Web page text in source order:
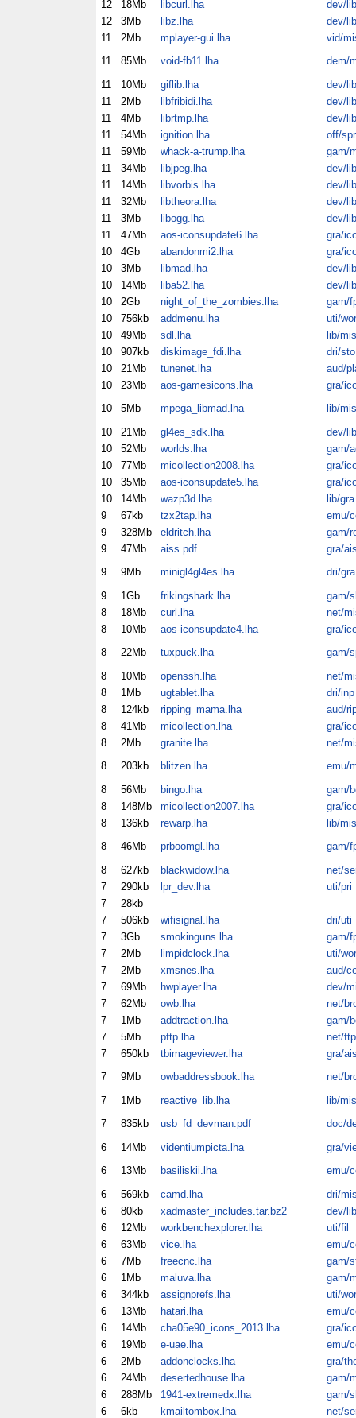
12 18Mb libcurl.lha
dev/
12
3Mb libz.lha
dev/
11
2Mb mplayer-gui.lha
vid/
11
85Mb void-fb11.lha
dem/
11
10Mb giflib.lha
dev/
11
2Mb libfribidi.lha
dev/
11
4Mb librtmp.lha
dev/
11
54Mb ignition.lha
off/spr
11
59Mb whack-a-trump.lha
gam/
11
34Mb libjpeg.lha
dev/
11
14Mb libvorbis.lha
dev/
11
32Mb libtheora.lha
dev/
11
3Mb libogg.lha
dev/
11
47Mb aos-iconsupdate6.lha
gra/
10
4Gb abandonmi2.lha
gra/
10
3Mb libmad.lha
dev/
10
14Mb liba52.lha
dev/
10
2Gb night_of_the_zombies.lha
gam/
10
756kb addmenu.lha
uti/wor
10
49Mb sdl.lha
lib/mis
10
907kb diskimage_fdi.lha
dri/sto
10
21Mb tunenet.lha
aud/
10
23Mb aos-gamesicons.lha
gra/
10
5Mb mpega_libmad.lha
lib/mis
10
21Mb gl4es_sdk.lha
dev/
10
52Mb worlds.lha
gam/
10
77Mb micollection2008.lha
gra/
10
35Mb aos-iconsupdate5.lha
gra/
10
14Mb wazp3d.lha
lib/gra
9
67kb tzx2tap.lha
emu/
9
328Mb eldritch.lha
gam/
9
47Mb aiss.pdf
gra/
9
9Mb minigl4gl4es.lha
dri/gra
9
1Gb frikingshark.lha
gam/
8
18Mb curl.lha
net/
8
10Mb aos-iconsupdate4.lha
gra/
8
22Mb tuxpuck.lha
gam/
8
10Mb openssh.lha
net/
8
1Mb ugtablet.lha
dri/inp
8
124kb ripping_mama.lha
aud/
8
41Mb micollection.lha
gra/
8
2Mb granite.lha
net/
8
203kb blitzen.lha
emu/
8
56Mb bingo.lha
gam/
8
148Mb micollection2007.lha
gra/
8
136kb rewarp.lha
lib/mis
8
46Mb prboomgl.lha
gam/
8
627kb blackwidow.lha
net/
7
290kb lpr_dev.lha
uti/pri
7
28kb
7
506kb wifisignal.lha
dri/uti
7
3Gb smokinguns.lha
gam/
7
2Mb limpidclock.lha
uti/wor
7
2Mb xmsnes.lha
aud/
7
69Mb hwplayer.lha
dev/
7
62Mb owb.lha
net/
7
1Mb addtraction.lha
gam/
7
5Mb pftp.lha
net/ftp
7
650kb tbimageviewer.lha
gra/
7
9Mb owbaddressbook.lha
net/
7
1Mb reactive_lib.lha
lib/mis
7
835kb usb_fd_devman.pdf
doc/
6
14Mb videntiumpicta.lha
gra/
6
13Mb basiliskii.lha
emu/
6
569kb camd.lha
dri/
6
80kb xadmaster_includes.tar.bz2
dev/
6
12Mb workbenchexplorer.lha
uti/fil
6
63Mb vice.lha
emu/
6
7Mb freecnc.lha
gam/
6
1Mb maluva.lha
gam/
6
344kb assignprefs.lha
uti/wor
6
13Mb hatari.lha
emu/
6
14Mb cha05e90_icons_2013.lha
gra/
6
19Mb e-uae.lha
emu/
6
2Mb addonclocks.lha
gra/
6
24Mb desertedhouse.lha
gam/
6
288Mb 1941-extremedx.lha
gam/
6
6kb kmailtombox.lha
net/